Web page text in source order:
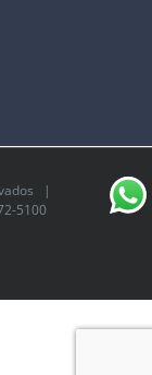
|
5100